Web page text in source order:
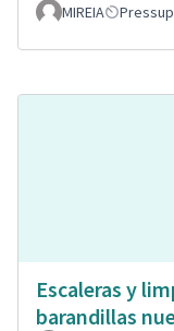
MIREIA
Escaleras y
barandillas